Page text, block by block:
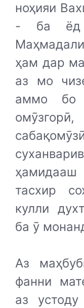
ноҳияи
- ба ёд
ҳам дар
аз мо
аммо бо
ҳамидааш
тасхир
кулли
ба ӯ
Аз
фанни
аз